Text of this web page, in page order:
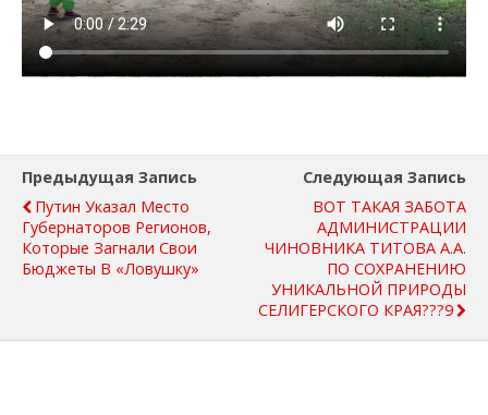
Предыдущая Запись
Путин Указал Место
Губернаторов Регионов,
Которые Загнали Свои
Бюджеты В «ловушку»
Следующая Запись
ВОТ ТАКАЯ ЗАБОТА
АДМИНИСТРАЦИИ
ЧИНОВНИКА ТИТОВА А.А.
ПО СОХРАНЕНИЮ
УНИКАЛЬНОЙ ПРИРОДЫ
СЕЛИГЕРСКОГО КРАЯ???9